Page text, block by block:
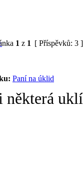
1 z 1 [ Příspěvků: 3
Paní na úklid
některá